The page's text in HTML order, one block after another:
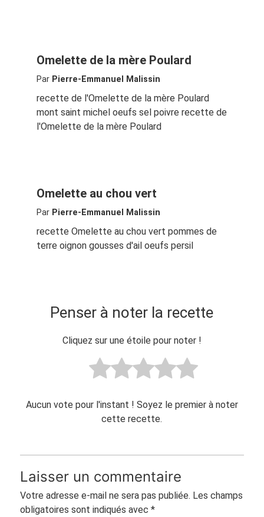
Omelette de la mère Poulard
Par Pierre-Emmanuel Malissin
recette de l'Omelette de la mère Poulard
mont saint michel oeufs sel poivre recette de
l'Omelette de la mère Poulard
Omelette au chou vert
Par Pierre-Emmanuel Malissin
recette Omelette au chou vert pommes de
terre oignon gousses d'ail oeufs persil
Penser à noter la recette
Cliquez sur une étoile pour noter !
Aucun vote pour l'instant ! Soyez le premier à noter
cette recette.
Laisser un commentaire
Votre adresse e-mail ne sera pas publiée. Les champs
obligatoires sont indiqués avec *